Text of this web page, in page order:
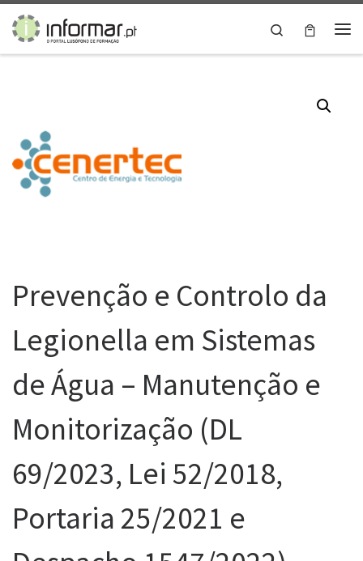
Skip to content
Search
Prevenção e Controlo da
Legionella em Sistemas
de Água – Manutenção e
Monitorização (DL
69/2023, Lei 52/2018,
Portaria 25/2021 e